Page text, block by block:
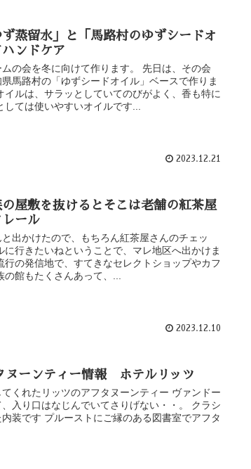
ず蒸留水」と「馬路村のゆずシードオ
ンドケア
の会を冬に向けて作ります。 先日は、その会
馬路村の「ゆずシードオイル」ベースで作りま
イルは、サラッとしていてのびがよく、香も特に
ては使いやすいオイルです...
2023.12.21
屋敷を抜けるとそこは老舗の紅茶屋
ール
出かけたので、もちろん紅茶屋さんのチェッ
に行きたいねということで、マレ地区へ出かけま
行の発信地で、すてきなセレクトショップやカフ
の館もたくさんあって、...
2023.12.10
ヌーンティー情報 ホテルリッツ
くれたリッツのアフタヌーンティー ヴァンドー
入り口はなじんでいてさりげない・・。 クラシ
装です プルーストにご縁のある図書室でアフタ